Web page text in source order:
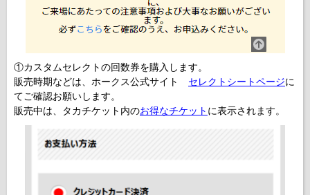
①カスタムセレクトの回数券を購入します。
販売時期などは、ホークス公式サイト セレクトシートページに
てご確認お願いします。
販売中は、タカチケット内のお得なチケット に表示されます。